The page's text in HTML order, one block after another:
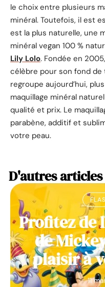
le choix entre plusieurs
minéral. Toutefois, il est
est la plus naturelle, une
minéral vegan 100 %
Lily Lolo. Fondée en
célèbre pour son fond de
regroupe aujourd’hui,
maquillage minéral
qualité et prix. Le
parabène, additif et
votre peau.
D'autres
Profitez de
de
plaisir à
11